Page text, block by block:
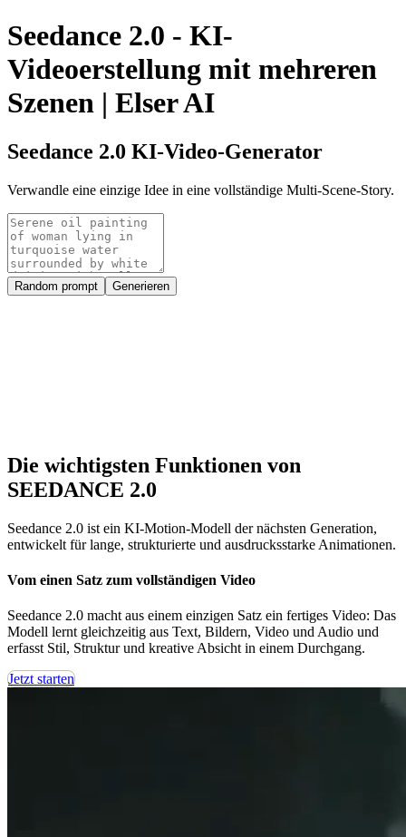
Seedance 2.0 - KI-
Videoerstellung mit mehreren
Szenen | Elser AI
Seedance 2.0 KI-Video-Generator
Verwandle eine einzige Idee in eine vollständige Multi-Scene-Story.
Random prompt Generieren
Die wichtigsten Funktionen von
SEEDANCE 2.0
Seedance 2.0 ist ein KI-Motion-Modell der nächsten Generation,
entwickelt für lange, strukturierte und ausdrucksstarke Animationen.
Vom einen Satz zum vollständigen Video
Seedance 2.0 macht aus einem einzigen Satz ein fertiges Video: Das
Modell lernt gleichzeitig aus Text, Bildern, Video und Audio und
erfasst Stil, Struktur und kreative Absicht in einem Durchgang.
Jetzt starten